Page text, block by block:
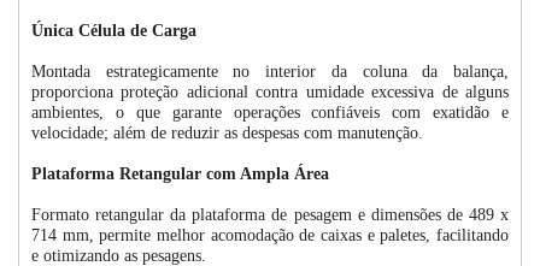
Única Célula de Carga
Montada estrategicamente no interior da coluna da balança,
proporciona proteção adicional contra umidade excessiva de alguns
ambientes, o que garante operações confiáveis com exatidão e
velocidade; além de reduzir as despesas com manutenção.
Plataforma Retangular com Ampla Área
Formato retangular da plataforma de pesagem e dimensões de 489 x
714 mm, permite melhor acomodação de caixas e paletes, facilitando
e otimizando as pesagens.